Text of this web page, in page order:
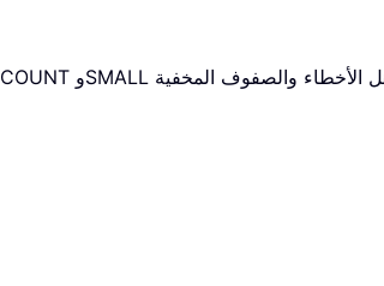
COUNT وSMALL